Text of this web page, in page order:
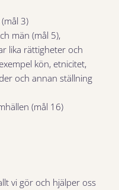
3)
män (mål 5),
lika rättigheter och
kön, etnicitet,
och annan ställning
(mål 16)
vi gör och hjälper oss